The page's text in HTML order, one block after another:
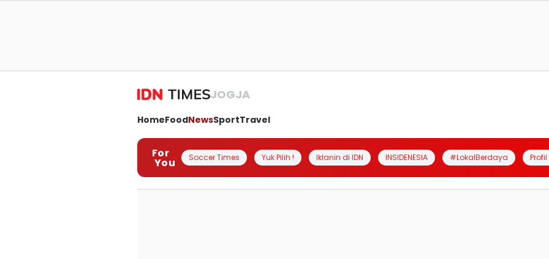
JOGJA
HomeFoodNewsSportTravel
For
You Soccer Times Yuk Pilih ! Iklanin di IDN INSIDENESIA #LokalBerdaya